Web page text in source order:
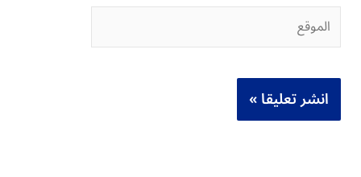
الموقع